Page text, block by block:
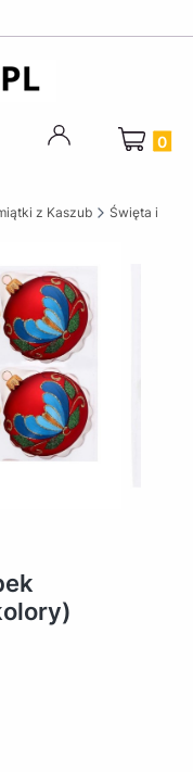
Produkty
z Kaszub Święta i